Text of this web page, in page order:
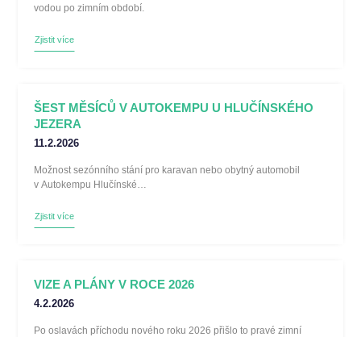
vodou po zimním období.
Zjistit více
ŠEST MĚSÍCŮ V AUTOKEMPU U HLUČÍNSKÉHO
JEZERA
11.2.2026
Možnost sezónního stání pro karavan nebo obytný automobil
v Autokempu Hlučínské…
Zjistit více
VIZE A PLÁNY V ROCE 2026
4.2.2026
Po oslavách příchodu nového roku 2026 přišlo to pravé zimní